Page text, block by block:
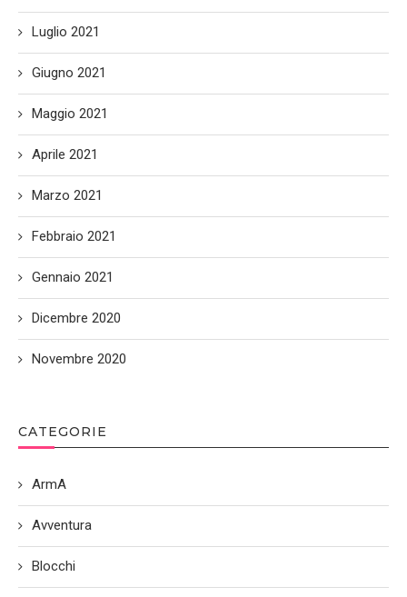
Luglio 2021
Giugno 2021
Maggio 2021
Aprile 2021
Marzo 2021
Febbraio 2021
Gennaio 2021
Dicembre 2020
Novembre 2020
CATEGORIE
ArmA
Avventura
Blocchi